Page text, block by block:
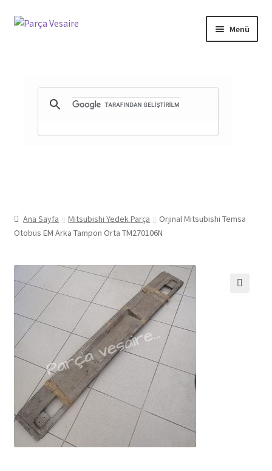
Dolaşıma
İçeriğe
Menü
Mesafeli Satış Sözleşmesi
Ana Sayfa Mitsubishi Yedek Parça
Orjinal Mitsubishi Temsa
Otobüs EM Arka Tampon Orta TM270106N